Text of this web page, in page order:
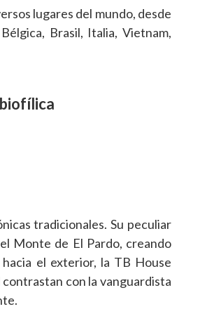
lugares del mundo, desde
Brasil, Italia, Vietnam,
tradicionales. Su peculiar
Monte de El Pardo, creando
el exterior, la TB House
con la vanguardista